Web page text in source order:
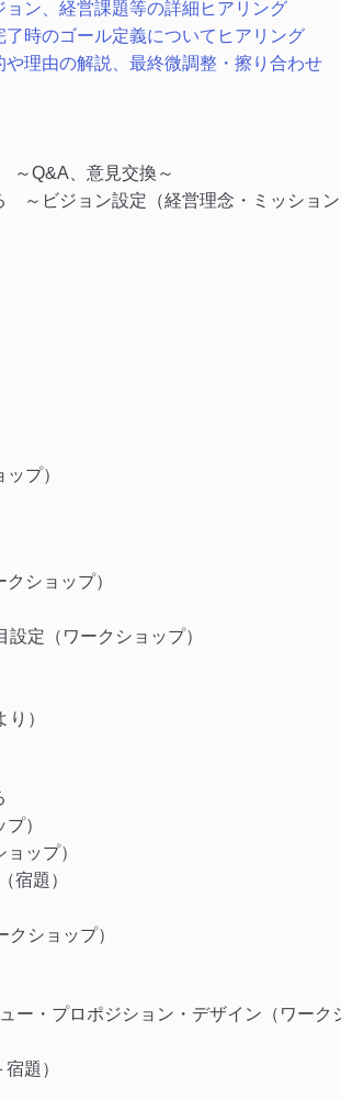
ン、経営課題等の詳細ヒアリング
時のゴール定義についてヒアリング
理由の解説、最終微調整・擦り合わせ
～Q&A、意見交換～
～ビジョン設定（経営理念・ミッショ
プ）
ショップ）
定（ワークショップ）
）
）
ップ）
宿題）
ショップ）
・プロポジション・デザイン（ワーク
題）